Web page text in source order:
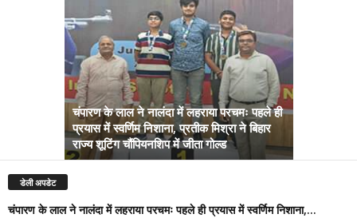
चंपारण के लाल ने नालंदा में लहराया परचमः पहले ही
प्रयास में स्वर्णिम निशाना, प्रतीक मिश्रा ने बिहार
राज्य शूटिंग चौंपियनशिप में जीता गोल्ड
डेली अपडेट
चंपारण के लाल ने नालंदा में लहराया परचमः पहले ही प्रयास में स्वर्णिम निशाना,...